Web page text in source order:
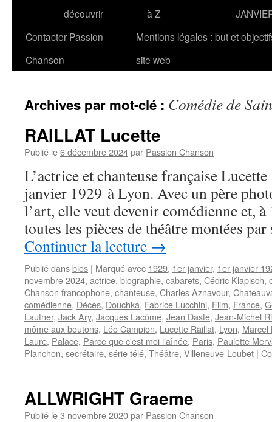
découvrir
à Z
Contacter Passion
Chanson
Mentions légales : but et
site web
Archives par mot-clé : Comédie de
RAILLAT Lucette
Publié le6 décembre 2024par Passion Chanson
L’actrice et chanteuse française
janvier 1929 à Lyon. Avec un père
l’art, elle veut devenir comédienne et,
toutes les pièces de théâtre montées
Continuer la lecture →
Publié dansbios | Marqué avec 1929, 1er janvier, 1er janvier
novembre 2024, actrice, biographie, cabarets, Cédric Klapisch,
Chanson francophone, chanteuse, Charles Aznavour,
comédienne, Décès, Douchka, Fabrice Lucchini, Film, France,
Lautner, Jack Ary, Jacques Lacôme, Jean Dasté, Jean-Michel
môme aux boutons, Léo Campion, Lucette Raillat, Lyon, Marcel
Laure, Palace, Parce que c'est moi l'aînée, Paris, Paulette
Planchon, secrétaire, série télé, Théâtre, Villeneuve-Loubet |
ALLWRIGHT Graeme
Publié le3 novembre 2020par Passion Chanson